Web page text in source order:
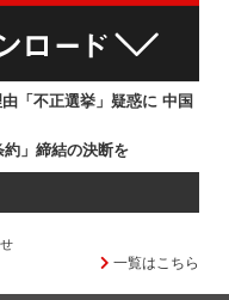
「不正選挙」疑惑に 中国
」締結の決断を
一覧はこちら